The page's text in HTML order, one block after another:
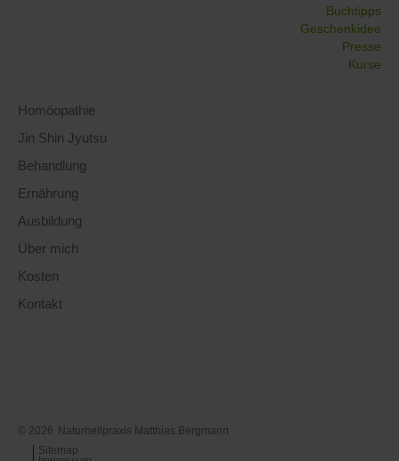
Buchtipps
Geschenkidee
Presse
Kurse
Homöopathie
Jin Shin Jyutsu
Behandlung
Ernährung
Ausbildung
Über mich
Kosten
Kontakt
© 2026 Naturheilpraxis Matthias Bergmann
Sitemap